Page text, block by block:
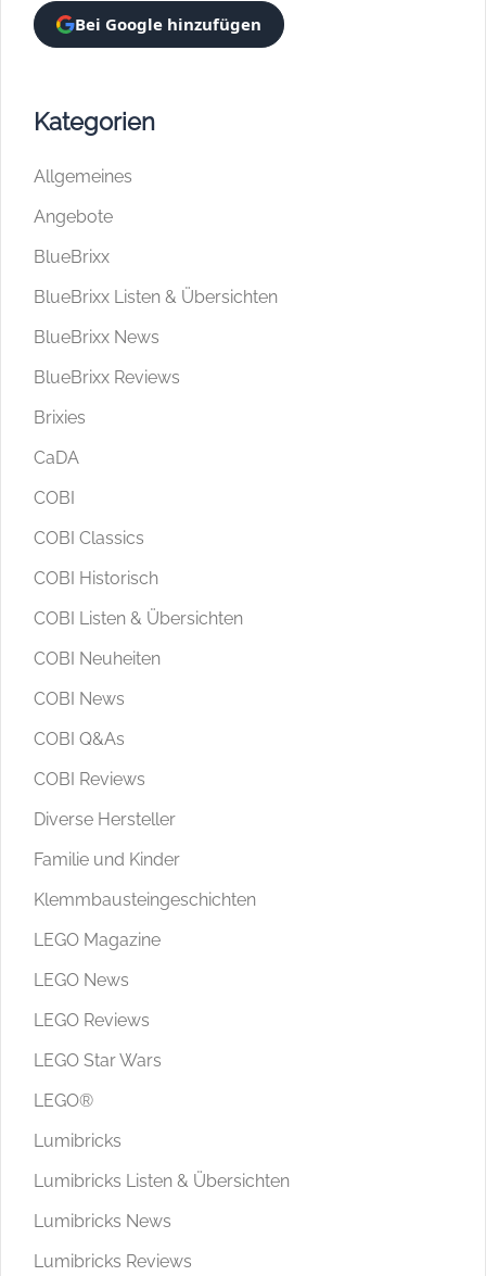
Bei Google hinzufügen
Kategorien
Allgemeines
Angebote
BlueBrixx
BlueBrixx Listen & Übersichten
BlueBrixx News
BlueBrixx Reviews
Brixies
CaDA
COBI
COBI Classics
COBI Historisch
COBI Listen & Übersichten
COBI Neuheiten
COBI News
COBI Q&As
COBI Reviews
Diverse Hersteller
Familie und Kinder
Klemmbausteingeschichten
LEGO Magazine
LEGO News
LEGO Reviews
LEGO Star Wars
LEGO®
Lumibricks
Lumibricks Listen & Übersichten
Lumibricks News
Lumibricks Reviews